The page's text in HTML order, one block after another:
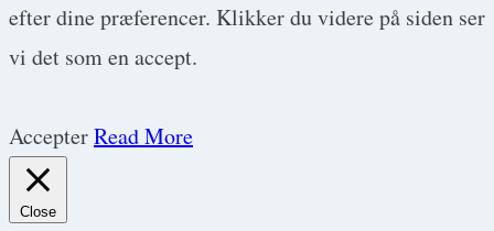
efter dine præferencer. Klikker du videre på siden ser
vi det som en accept.
AccepterRead More
Close